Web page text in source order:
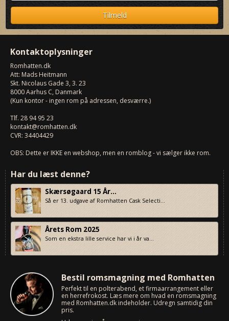
Kontaktoplysninger
Romhatten.dk
Att: Mads Heitmann
Skt. Nicolaus Gade 3, 3. 23
8000Aarhus C, Danmark
(Kun kontor - ingen rom på adressen, desværre.)
Tlf. 28 94 95 23
kontakt@romhatten.dk
CVR: 34404429
OBS: Dette er IKKE en webshop, men en romblog - vi sælger ikke rom.
Har du læst denne?
Skærsøgaard 15 År...
Så er 13. udgave af Romhatten Cask Selecti...
Årets Rom 2025
Som en ekstra lille service har vi i år va...
Bestil romsmagning med Romhatten
Perfekt til en polterabend, et firmaarrangement eller
en herrefrokost. Læs mere om hvad en romsmagning
med Romhatten.dk indeholder. Udregn samtidig din
pris.